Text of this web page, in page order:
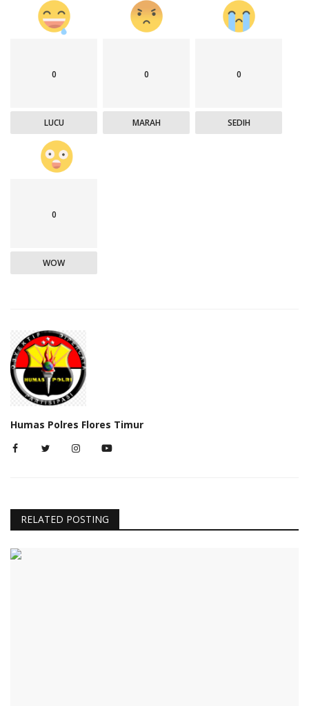
0
LUCU
0
MARAH
0
SEDIH
0
WOW
Humas Polres Flores Timur
RELATED POSTING